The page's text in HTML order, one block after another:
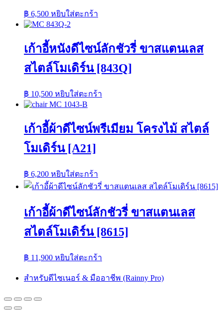
฿ 6,500 หยิบใส่ตะกร้า
เก้าอี้หนังดีไซน์ลักชัวรี่ ขาสแตนเลส
สไตล์โมเดิร์น [843Q]
฿ 10,500 หยิบใส่ตะกร้า
เก้าอี้ผ้าดีไซน์พรีเมียม โครงไม้ สไตล์
โมเดิร์น [A21]
฿ 6,200 หยิบใส่ตะกร้า
เก้าอี้ผ้าดีไซน์ลักชัวรี่ ขาสแตนเลส
สไตล์โมเดิร์น [8615]
฿ 11,900 หยิบใส่ตะกร้า
สำหรับดีไซเนอร์ & มืออาชีพ (Rainny Pro)